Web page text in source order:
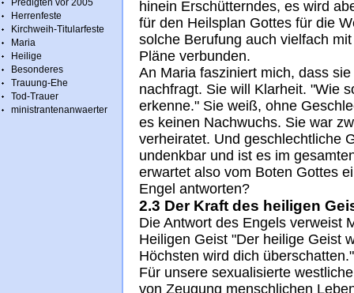
Predigten vor 2005
Herrenfeste
Kirchweih-Titularfeste
Maria
Heilige
Besonderes
Trauung-Ehe
Tod-Trauer
ministrantenanwaerter
hinein Erschütterndes, es wird
für den Heilsplan Gottes für die
solche Berufung auch vielfach
Pläne verbunden.
An Maria fasziniert mich, dass
nachfragt. Sie will Klarheit. "Wie
erkenne." Sie weiß, ohne
es keinen Nachwuchs. Sie war
verheiratet. Und geschlechtliche
undenkbar und ist es im
erwartet also vom Boten Gottes
Engel antworten?
2.3 Der Kraft des heiligen
Die Antwort des Engels verweist
Heiligen Geist "Der heilige Geist
Höchsten wird dich überschatten."
Für unsere sexualisierte
von Zeugung menschlichen